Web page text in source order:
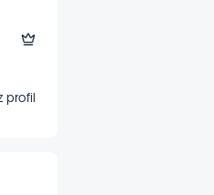
profil